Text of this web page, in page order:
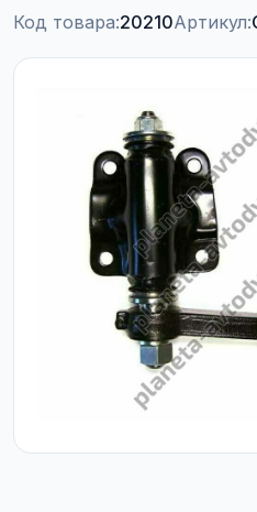
Код товара:20210Артикул: